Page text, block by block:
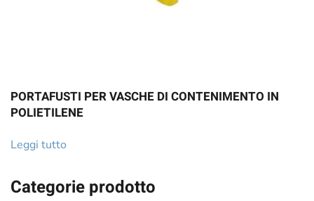
Categorie prodotto
PORTAFUSTI PER VASCHE DI CONTENIMENTO IN
POLIETILENE
Leggi tutto